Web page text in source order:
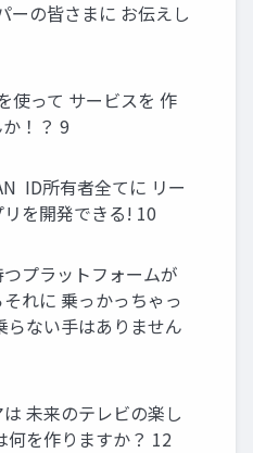
ーの皆さまに お伝えし
使って サービスを 作
！？ 9
ID所有者全てに リー
を開発できる! 10
プラットフォームが
れに 乗っかっちゃっ
らない手はありません
未来のテレビの楽し
何を作りますか？ 12